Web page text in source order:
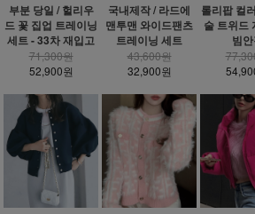
부분 당일 / 헐리우
드 꽃 집업 트레이닝
세트 - 33차 재입고
71,300원
52,900원
국내제작 / 라드에
맨투맨 와이드팬츠
트레이닝 세트
43,600원
32,900원
롤리팝 컬
술 트위드
빔